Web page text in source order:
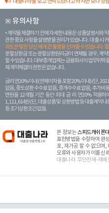
※ 유의사항
계약을 체결하기 전에 자세한 내용은 상품설명서와
관한 중요 사항을 설명받을 권리가 있습니다. 대 출 시
과도한 빚은 당신 에게 큰 불행을 안겨줄 수 있습니다.
분할상환금 또는 분할상환원리금이 연체될 경우, 계
할 수 있습니다. 대부중개업체는 금융회사의 업무위탁
제 계약체결의 권한은 없습니다.
금리 연20% 이내 (연체이자율 포함 20% 이내) (단,
없음, 중도상환 수수료 없음, 중개수수료 없음, 추가비
만원을 12개월 기간 동안 최대 금 리 연20% 적용하
1,111,614원 (단, 대출상품 및 상환방법 등 대출계약
등 조기상환조건 없음.
본 정보는스피드캐쉬론
표현방법을 수정하여 완
포, 재가공 할 수 없으며,
오류와 사용자가 이를 신
대출나라. 무단전재-재배